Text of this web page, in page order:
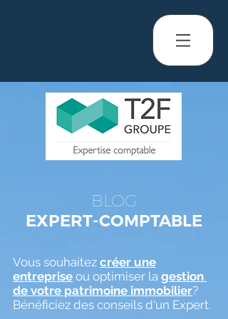
BLOG
EXPERT-COMPTABLE
Vous souhaitez créer une
entreprise ou optimiser la gestion
de votre patrimoine immobilier?
Bénéficiez des conseils d'un Expert.